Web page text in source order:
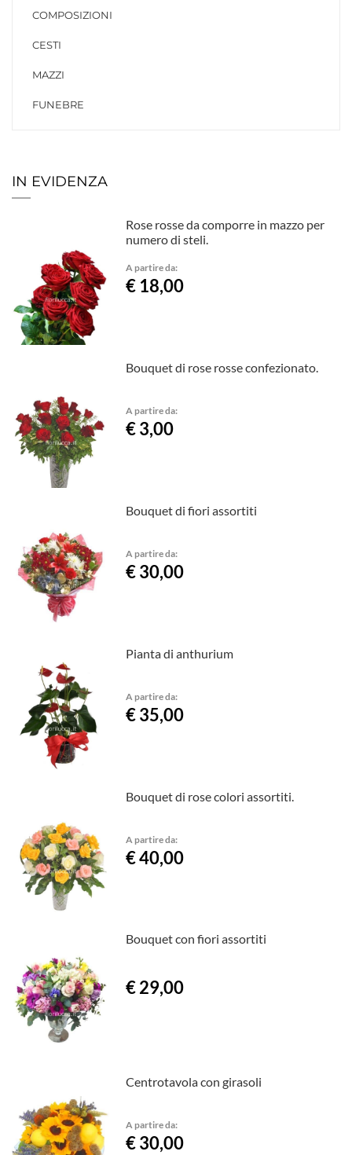
COMPOSIZIONI
CESTI
MAZZI
FUNEBRE
IN EVIDENZA
Rose rosse da comporre in mazzo per
numero di steli.
A partire da:
€ 18,00
Bouquet di rose rosse confezionato.
A partire da:
€ 3,00
Bouquet di fiori assortiti
A partire da:
€ 30,00
Pianta di anthurium
A partire da:
€ 35,00
Bouquet di rose colori assortiti.
A partire da:
€ 40,00
Bouquet con fiori assortiti
€ 29,00
Centrotavola con girasoli
A partire da:
€ 30,00